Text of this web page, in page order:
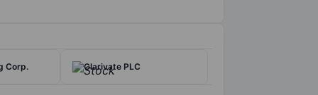
Corp. Clarivate PLC